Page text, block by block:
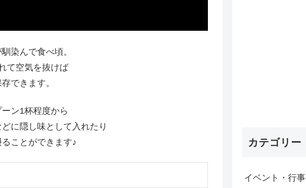
染んで食べ頃。
て空気を抜けば
できます。
ン1杯程度から
に隠し味として入れたり
ことができます♪
カテゴリー
イベント・行事